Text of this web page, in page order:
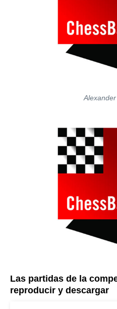
Las partidas de la
reproducir y descargar